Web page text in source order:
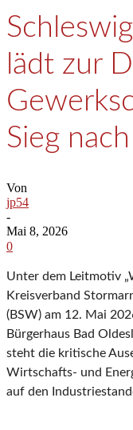
lädt zur
Sieg
Von
jp54
-
Mai 8, 2026
0
Unter dem Leitmotiv
Kreisverband
(BSW) am 12. Mai
Bürgerhaus Bad
steht die kritische
Wirtschafts- und
auf den